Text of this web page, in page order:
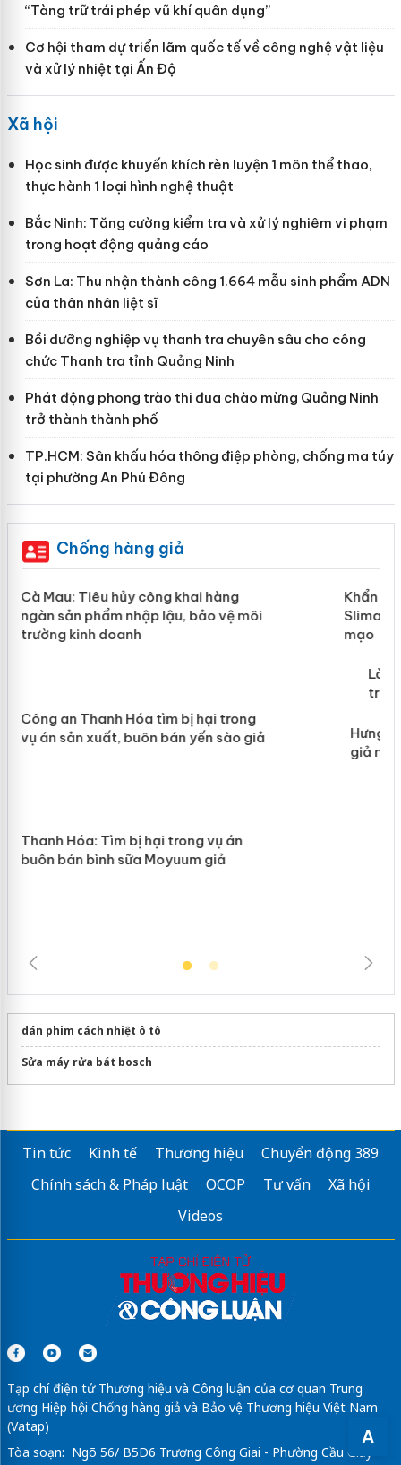
A
“Tàng trữ trái phép vũ khí quân dụng”
Cơ hội tham dự triển lãm quốc tế về công nghệ vật liệu
và xử lý nhiệt tại Ấn Độ
Xã hội
Học sinh được khuyến khích rèn luyện 1 môn thể thao,
thực hành 1 loại hình nghệ thuật
Bắc Ninh: Tăng cường kiểm tra và xử lý nghiêm vi phạm
trong hoạt động quảng cáo
Sơn La: Thu nhận thành công 1.664 mẫu sinh phẩm ADN
của thân nhân liệt sĩ
Bồi dưỡng nghiệp vụ thanh tra chuyên sâu cho công
chức Thanh tra tỉnh Quảng Ninh
Phát động phong trào thi đua chào mừng Quảng Ninh
trở thành thành phố
TP.HCM: Sân khấu hóa thông điệp phòng, chống ma túy
tại phường An Phú Đông
Chống hàng giả
Khẩn trương xác minh, xử lý sản phẩm
Slimaura Care x3 sử dụng giấy phép giả
mạo
Lào Cai xử lý 83 vụ vi phạm thương mại
Hưng Yên: Xử lý 6 hộ kinh doanh bán hàng
dán phim cách nhiệt ô tô
Sửa máy rửa bát bosch
Tin tức Kinh tế Thương hiệu
Chuyển động 389
Chính sách & Pháp luật
OCOP Tư vấn
Xã hội
Videos
Tạp chí điện tử Thương hiệu và Công luận của cơ quan Trung
ương Hiệp hội Chống hàng giả và Bảo vệ Thương hiệu Việt Nam
(Vatap)
Tòa soạn: Ngõ 56/ B5D6 Trương Công Giai - Phường Cầu Giấy -